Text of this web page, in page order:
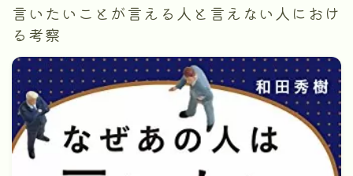
言いたいことが言える人と言えない人におけ
る考察